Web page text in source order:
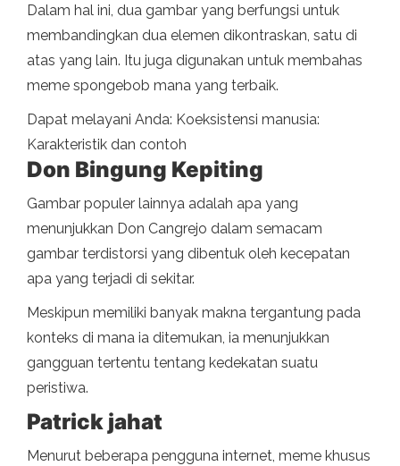
Dalam hal ini, dua gambar yang berfungsi untuk
membandingkan dua elemen dikontraskan, satu di
atas yang lain. Itu juga digunakan untuk membahas
meme spongebob mana yang terbaik.
Dapat melayani Anda: Koeksistensi manusia:
Karakteristik dan contoh
Don Bingung Kepiting
Gambar populer lainnya adalah apa yang
menunjukkan Don Cangrejo dalam semacam
gambar terdistorsi yang dibentuk oleh kecepatan
apa yang terjadi di sekitar.
Meskipun memiliki banyak makna tergantung pada
konteks di mana ia ditemukan, ia menunjukkan
gangguan tertentu tentang kedekatan suatu
peristiwa.
Patrick jahat
Menurut beberapa pengguna internet, meme khusus